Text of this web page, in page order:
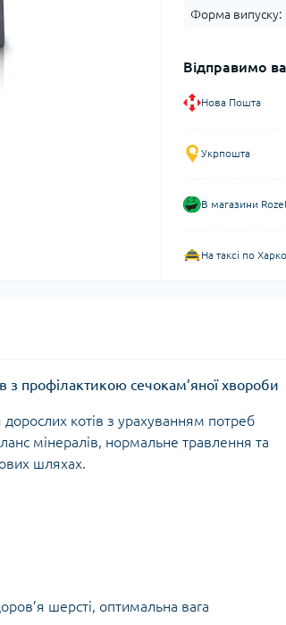
Форма випуску:
Відправимо
Нова Пошта
Укрпошта
В магазини
На таксі по
з профілактикою сечокам’яної хвороби
котів з урахуванням потреб
мінералів, нормальне травлення та
шляхах.
шерсті, оптимальна вага